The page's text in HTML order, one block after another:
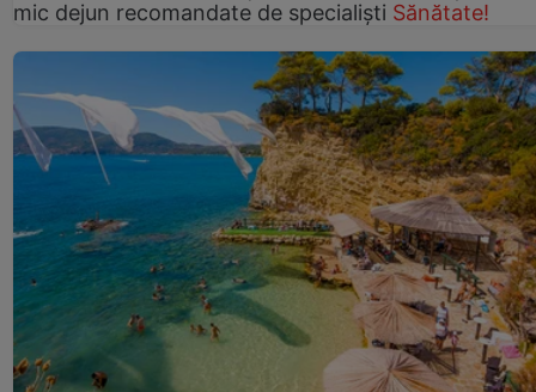
mic dejun recomandate de specialiști Sănătate!